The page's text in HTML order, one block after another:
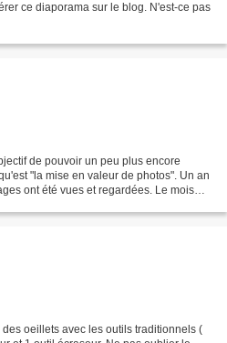
ce diaporama sur le blog. N'est-ce pas
de pouvoir un peu plus encore
"la mise en valeur de photos". Un an
ont été vues et regardées. Le mois
oeillets avec les outils traditionnels (